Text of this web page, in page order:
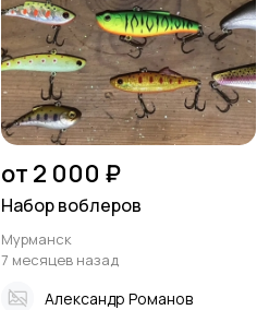
от 2 000 ₽
Набор воблеров
Мурманск
7 месяцев назад
Александр Романов